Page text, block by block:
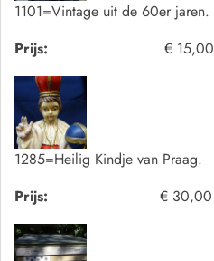
1101=Vintage uit de 60er jaren.
Prijs:
€ 15,00
1285=Heilig Kindje van Praag.
Prijs:
€ 30,00